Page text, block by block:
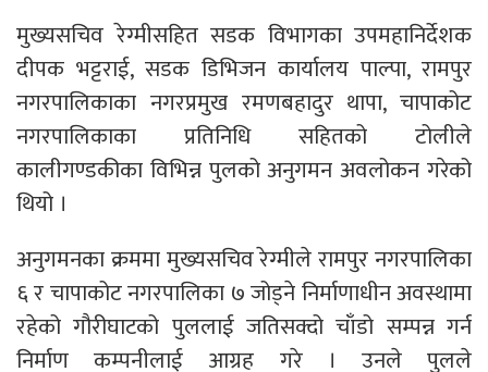
मुख्यसचिव रेग्मीसहित सडक विभागका उपमहानिर्देशक
दीपक भट्टराई, सडक डिभिजन कार्यालय पाल्पा, रामपुर
नगरपालिकाका नगरप्रमुख रमणबहादुर थापा, चापाकोट
नगरपालिकाका प्रतिनिधि सहितको टोलीले
कालीगण्डकीका विभिन्न पुलको अनुगमन अवलोकन गरेको
थियो ।
अनुगमनका क्रममा मुख्यसचिव रेग्मीले रामपुर नगरपालिका
६ र चापाकोट नगरपालिका ७ जोड्ने निर्माणाधीन अवस्थामा
रहेको गौरीघाटको पुललाई जतिसक्दो चाँडो सम्पन्न गर्न
निर्माण कम्पनीलाई आग्रह गरे । उनले पुलले